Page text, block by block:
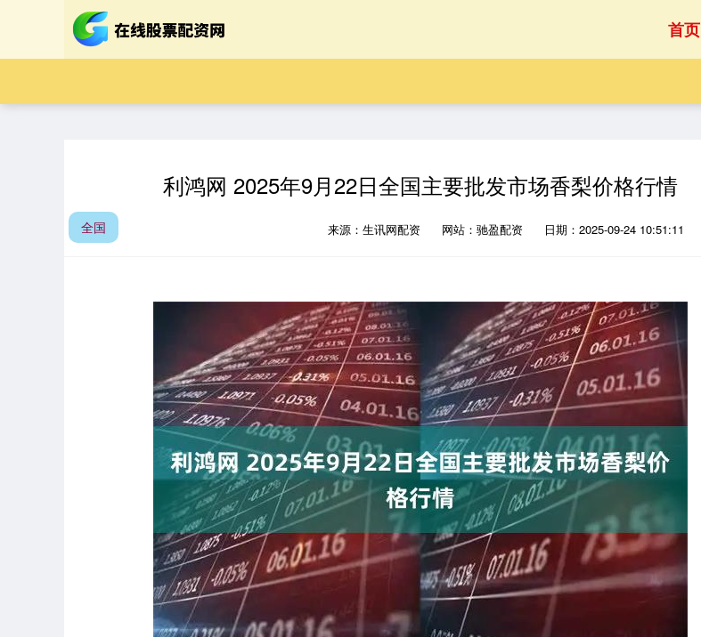
首页
利鸿网 2025年9月22日全国主要批发市场香梨价格行情
全国 来源：生讯网配资 网站：驰盈配资 日期：2025-09-24 10:51:11
上证指数 3900.35 21.92 0.57% 深证成指